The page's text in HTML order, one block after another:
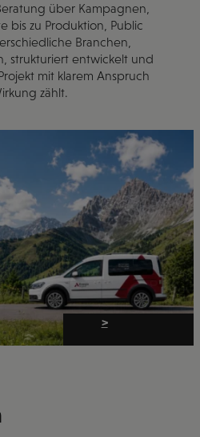
über Kampagnen,
bis zu Produktion, Public
Branchen,
strukturiert entwickelt und
mit klarem Anspruch
zählt.
>